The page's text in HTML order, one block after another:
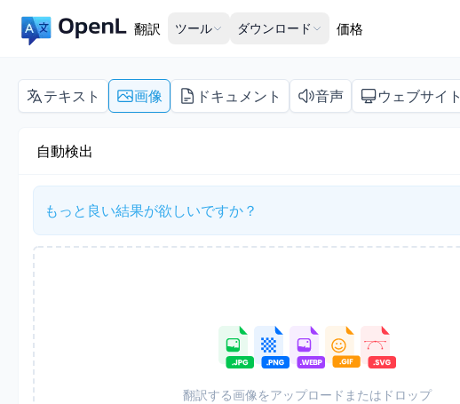
翻訳 ツール ダウンロード 価格
テキスト 画像 ドキュメント 音声 ウェブサイト
自動検出
もっと良い結果が欲しいですか？
翻訳する画像をアップロードまたはドロップ